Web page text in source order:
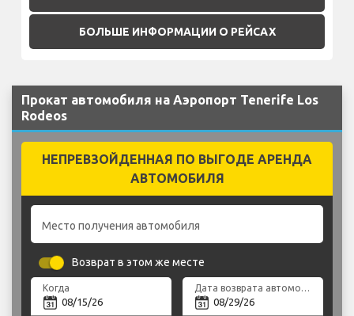
БОЛЬШЕ ИНФОРМАЦИИ О РЕЙСАХ
Прокат автомобиля на Аэропорт Tenerife Los
Rodeos
НЕПРЕВЗОЙДЕННАЯ ПО ВЫГОДЕ АРЕНДА
АВТОМОБИЛЯ
Место получения автомобиля
Возврат в этом же месте
Когда